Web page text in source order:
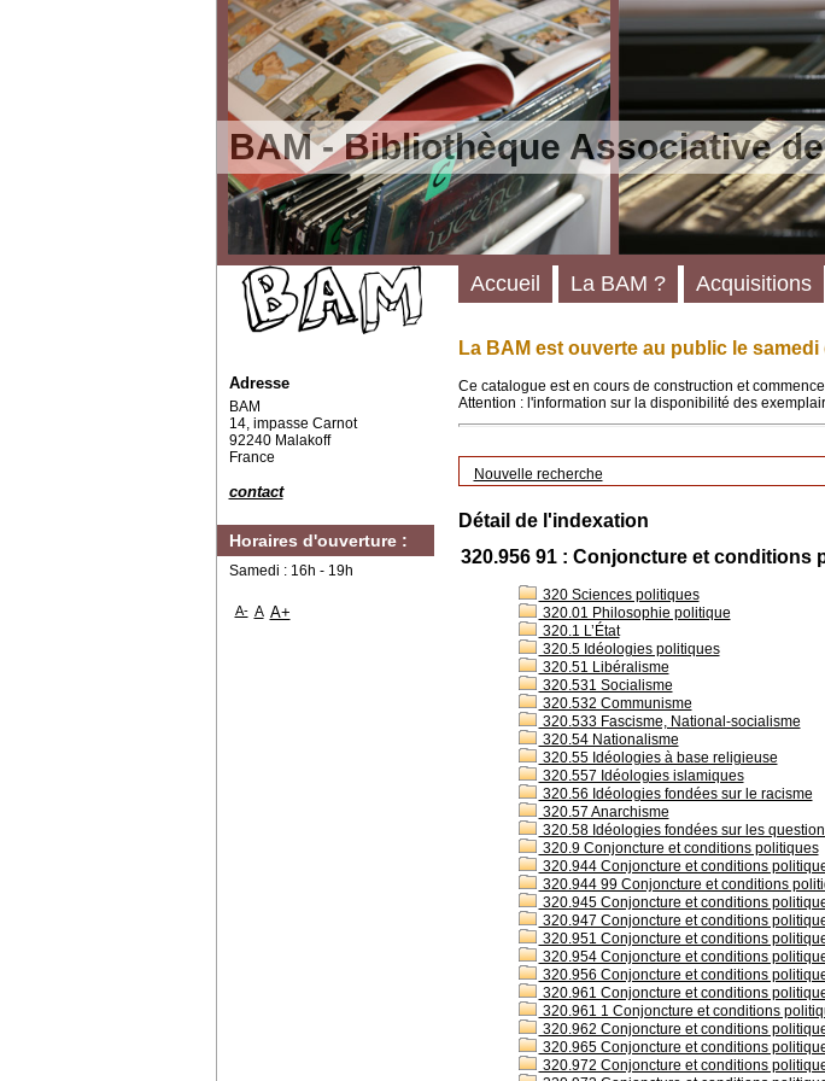
BAM - Bibliothèque Associative
La BAM est ouverte au public le samedi
Ce catalogue est en cours de construction et
Attention : l'information sur la disponibilité des
Nouvelle recherche
Détail de l'indexation
320.956 91 : Conjoncture et conditions
320 Sciences politiques
320.01 Philosophie politique
320.1 L’État
320.5 Idéologies politiques
320.51 Libéralisme
320.531 Socialisme
320.532 Communisme
320.533 Fascisme, National-socialisme
320.54 Nationalisme
320.55 Idéologies à base religieuse
320.557 Idéologies islamiques
320.56 Idéologies fondées sur le racisme
320.57 Anarchisme
320.58 Idéologies fondées sur les
320.9 Conjoncture et conditions politiques
320.944 Conjoncture et conditions
320.944 99 Conjoncture et conditions
320.945 Conjoncture et conditions
320.947 Conjoncture et conditions
320.951 Conjoncture et conditions
320.954 Conjoncture et conditions
320.956 Conjoncture et conditions
320.961 Conjoncture et conditions
320.961 1 Conjoncture et conditions
320.962 Conjoncture et conditions
320.965 Conjoncture et conditions
320.972 Conjoncture et conditions
Accueil La BAM ? Acquisitions
Adresse
BAM
14, impasse Carnot
92240 Malakoff
France
contact
Horaires d'ouverture :
Samedi : 16h - 19h
A- A A+